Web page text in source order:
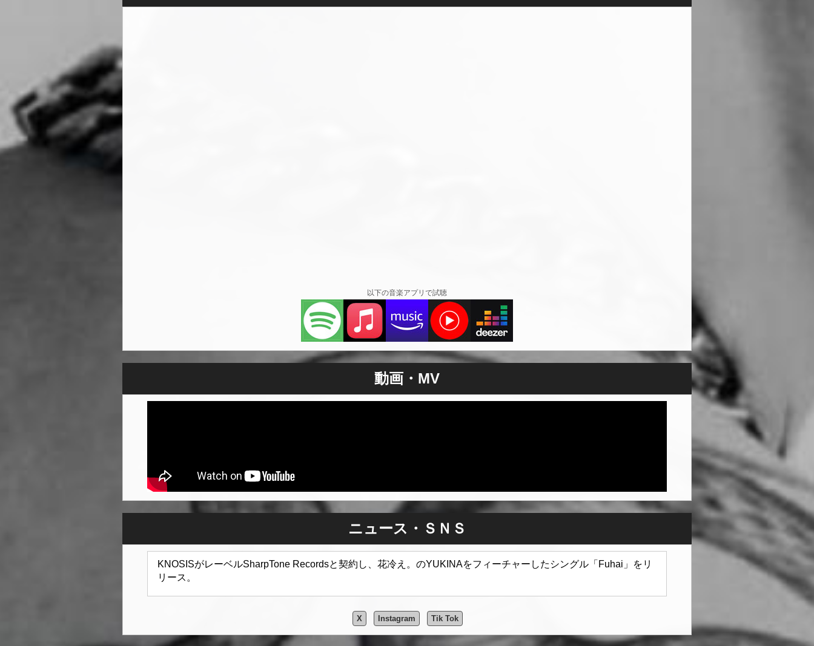
以下の音楽アプリで試聴
動画・MV
ニュース・ＳＮＳ
KNOSISがレーベルSharpTone Recordsと契約し、花冷え。のYUKINAをフィーチャーしたシングル「Fuhai」をリ
リース。
X Instagram Tik Tok